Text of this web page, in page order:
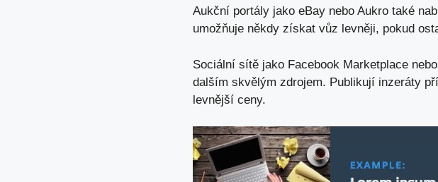
Aukční portály jako eBay nebo Aukro také
umožňuje někdy získat vůz levněji, pokud
Sociální sítě jako Facebook Marketplace
dalším skvělým zdrojem. Publikují inzeráty
levnější ceny.